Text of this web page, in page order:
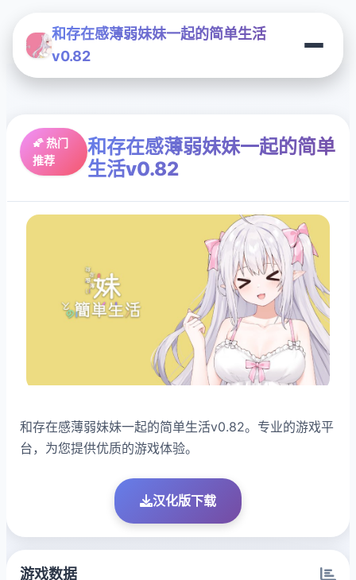
和存在感薄弱妹妹一起的简单生活
v0.82
🌠 热门
推荐
和存在感薄弱妹妹一起的简单
生活v0.82
和存在感薄弱妹妹一起的简单生活v0.82。专业的游戏平
台，为您提供优质的游戏体验。
汉化版下载
游戏数据